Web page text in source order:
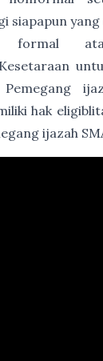
siapapun
formal
Pemegang
hak
ijazah